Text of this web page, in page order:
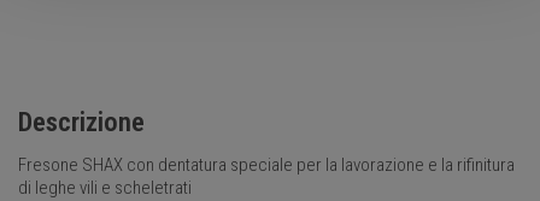
Descrizione
Fresone SHAX con dentatura speciale per la lavorazione e la rifinitura
di leghe vili e scheletrati